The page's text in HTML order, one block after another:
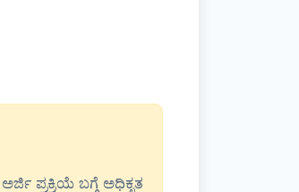
ಪ್ರಕ್ರಿಯೆ ಬಗ್ಗೆ ಅಧಿಕೃತ